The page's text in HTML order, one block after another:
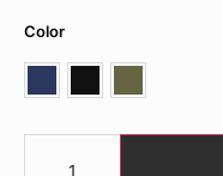
Color